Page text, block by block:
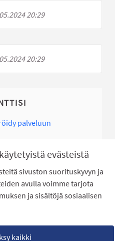
evästeistä
sivuston suorituskyvyn ja
avulla voimme tarjota
ja sisältöjä sosiaalisen
kaikki
20:29
20:29
palveluun
Usein kysytyt kysymykset
Lataa avoimet datatiedostot